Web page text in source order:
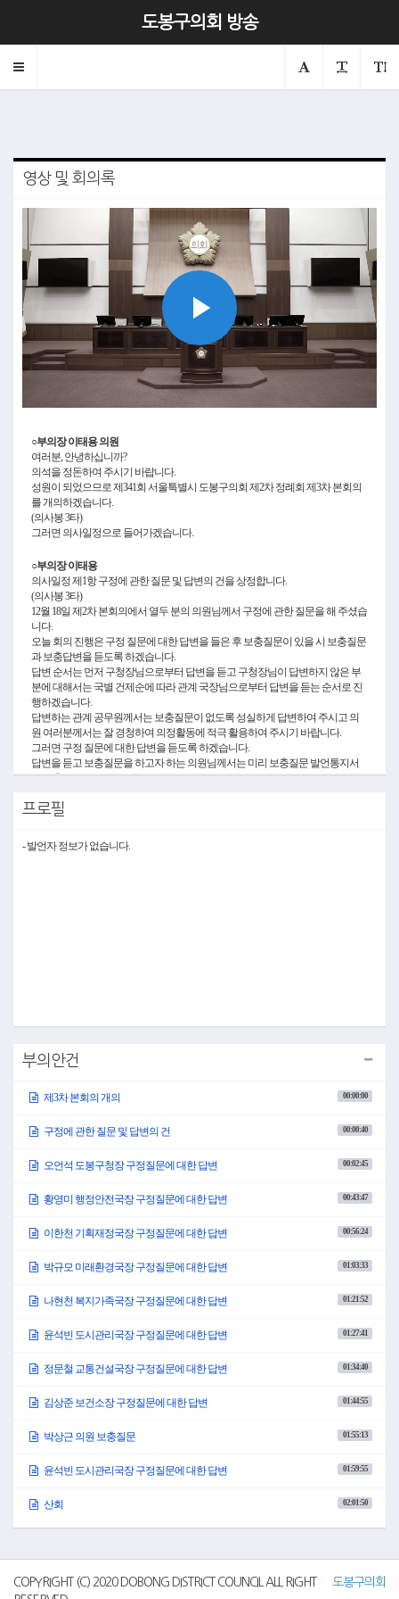
도봉구의회 방송
Toggle
제341회 본회의 제3차 2024.12.19
영상 및 회의록
Play
Video
○부의장 이태용 의원
여러분, 안녕하십니까?
의석을 정돈하여 주시기 바랍니다.
성원이 되었으므로 제341회 서울특별시 도봉구의회 제2차 정례회 제3차 본회의
를 개의하겠습니다.
(의사봉 3타)
그러면 의사일정으로 들어가겠습니다.
○부의장 이태용
의사일정 제1항 구정에 관한 질문 및 답변의 건을 상정합니다.
(의사봉 3타)
12월 18일 제2차 본회의에서 열두 분의 의원님께서 구정에 관한 질문을 해 주셨습
니다.
오늘 회의 진행은 구정 질문에 대한 답변을 들은 후 보충질문이 있을 시 보충질문
과 보충답변을 듣도록 하겠습니다.
답변 순서는 먼저 구청장님으로부터 답변을 듣고 구청장님이 답변하지 않은 부
분에 대해서는 국별 건제순에 따라 관계 국장님으로부터 답변을 듣는 순서로 진
행하겠습니다.
답변하는 관계 공무원께서는 보충질문이 없도록 성실하게 답변하여 주시고 의
원 여러분께서는 잘 경청하여 의정활동에 적극 활용하여 주시기 바랍니다.
그러면 구정 질문에 대한 답변을 듣도록 하겠습니다.
답변을 듣고 보충질문을 하고자 하는 의원님께서는 미리 보충질문 발언통지서
를 제출하여 주시기 바랍니다.
상을 수상하신 것에 대해서 축하의 말씀을 드립니다.
변드리겠습니다.
되어 가는 노후된 건물입니다. 그로 인해 장마철과 같은 비가 많이 오는 날에는 건
물 여러 곳에서 누수가 발생하고 벽지가 변색되거나 곰팡이가 생기는 등 경로당
올해에는 이러한 누수 문제를 해결하고자 옥상과 지붕 처마 등에 방수 공사를 실
이에 따라 어르신들이 안전하고 쾌적한 경로당 이용을 위해 공공건축물 중 10년
신청을 할 예정이며, 경로당 건물의 신축을 적극 추진하겠습니다.
앞으로도 경로당 환경 개선을 통해 경로당을 이용하시는 어르신들께서 쾌적한
이어서 강혜란 의원님께서 질문하신 기업 유치의 건에 대하여 답변드리겠습니
최근 저출산 고령화, 내수시장 악화 등의 문제가 경제 성장 둔화로 이어지고 있으
이에 우리 지역도 해결책을 찾기 위해 최우선 과제로 우수기업을 지역 내에 유치
민선8기 시작과 함께 2023년에 준공한 씨드큐브 창동 건물에 양질의 기업을 유치
이런 노력 중에 지난 11월에는 씨드큐브에 입주한 기업 중 '에이럭스'가 지역에서
34년 만에 주식시장에 상장하는 쾌거를 이루었습니다.
으로 본사를 이전한 후 매출액은 40억에서 500억으로 사원 수는 50명에서 150명으
크게 기여하고 있습니다.
에 파견하여 정규직으로 채용되는 등 청년 일자리를 창출하였습니다.
무를 맡아 운영하고 있지만 엄밀히 말해서 주식회사 창동도시재생 리츠가 운영
하는 시설입니다.
움이 있습니다.
작을 지원하고 있으며, 5층에는 중소기업 창업보육센터를 설치하여 8개의 우수
프로필
- 발언자 정보가 없습니다.
부의안건
제3차 본회의 개의 00:00:00
구정에 관한 질문 및 답변의 건 00:00:40
오언석 도봉구청장 구정질문에 대한 답변 00:02:45
황영미 행정안전국장 구정질문에 대한 답변 00:43:47
이한천 기획재정국장 구정질문에 대한 답변 00:56:24
박규모 미래환경국장 구정질문에 대한 답변 01:03:33
나현천 복지가족국장 구정질문에 대한 답변 01:21:52
윤석빈 도시관리국장 구정질문에 대한 답변 01:27:41
정문철 교통건설국장 구정질문에 대한 답변 01:34:40
김상준 보건소장 구정질문에 대한 답변 01:44:55
박상근 의원 보충질문 01:55:13
윤석빈 도시관리국장 구정질문에 대한 답변 01:59:55
산회 02:01:50
도봉구의회
COPYRIGHT (C) 2020 DOBONG DISTRICT COUNCIL ALL RIGHT